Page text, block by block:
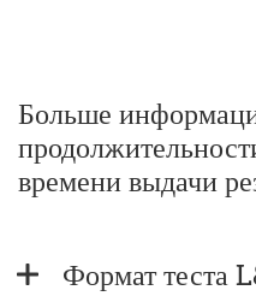
Больше
времени выдачи
Формат теста